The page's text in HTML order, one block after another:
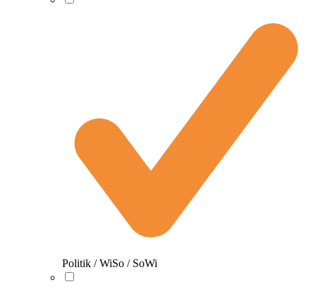
Politik / WiSo / SoWi